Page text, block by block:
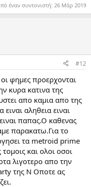
έναν συντονιστή: 26 Μάρ 2019
#12
φημες προερχονται
κυρα κατινα της
απο καμια απο της
αληθεια ειναι
παπας.Ο καθενας
παρακατω.Για το
τα metroid prime
και ολοι οσοι
λιγοτερο απο την
της Ν Οποτε ας